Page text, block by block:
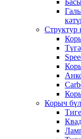
Структур
Корыч